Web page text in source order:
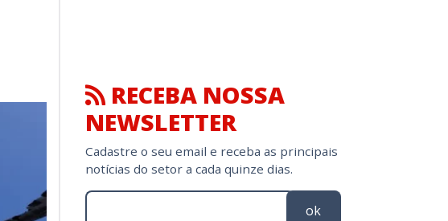
RECEBA NOSSA
NEWSLETTER
Cadastre o seu email e receba as principais
notícias do setor a cada quinze dias.
ok